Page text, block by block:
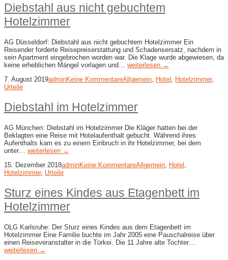
Diebstahl aus nicht gebuchtem
Hotelzimmer
AG Düsseldorf: Diebstahl aus nicht gebuchtem Hotelzimmer Ein
Reisender forderte Reisepreiserstattung und Schadensersatz, nachdem in
sein Apartment eingebrochen worden war. Die Klage wurde abgewiesen, da
keine erheblichen Mängel vorlagen und… weiterlesen →
7. August 2019adminKeine KommentareAllgemein Hotel Hotelzimmer,
Urteile
Diebstahl im Hotelzimmer
AG München: Diebstahl im Hotelzimmer Die Kläger hatten bei der
Beklagten eine Reise mit Hotelaufenthalt gebucht. Während ihres
Aufenthalts kam es zu einem Einbruch in ihr Hotelzimmer, bei dem
unter… weiterlesen →
15. Dezember 2018adminKeine KommentareAllgemein, Hotel ,
Hotelzimmer, Urteile
Sturz eines Kindes aus Etagenbett im
Hotelzimmer
OLG Karlsruhe: Der Sturz eines Kindes aus dem Etagenbett im
Hotelzimmer Eine Familie buchte im Jahr 2005 eine Pauschalreise über
einen Reiseveranstalter in die Türkei. Die 11 Jahre alte Tochter…
weiterlesen →